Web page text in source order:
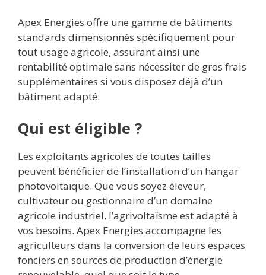
Apex Energies offre une gamme de bâtiments
standards dimensionnés spécifiquement pour
tout usage agricole, assurant ainsi une
rentabilité optimale sans nécessiter de gros frais
supplémentaires si vous disposez déjà d’un
bâtiment adapté.
Qui est éligible ?
Les exploitants agricoles de toutes tailles
peuvent bénéficier de l’installation d’un hangar
photovoltaïque. Que vous soyez éleveur,
cultivateur ou gestionnaire d’un domaine
agricole industriel, l’agrivoltaïsme est adapté à
vos besoins. Apex Energies accompagne les
agriculteurs dans la conversion de leurs espaces
fonciers en sources de production d’énergie